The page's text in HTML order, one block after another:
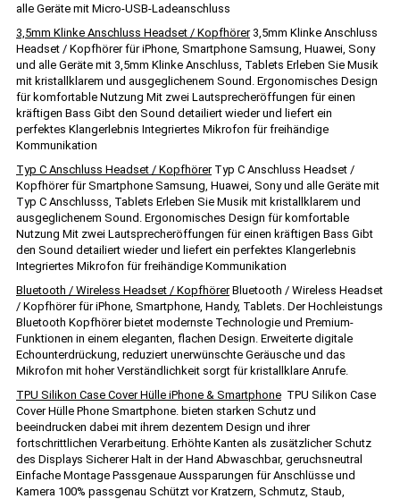
alle Geräte mit Micro-USB-Ladeanschluss
3,5mm Klinke Anschluss Headset / Kopfhörer3,5mm Klinke Anschluss
Headset / Kopfhörer für iPhone, Smartphone Samsung, Huawei, Sony
und alle Geräte mit 3,5mm Klinke Anschluss, Tablets Erleben Sie Musik
mit kristallklarem und ausgeglichenem Sound. Ergonomisches Design
für komfortable Nutzung Mit zwei Lautsprecheröffungen für einen
kräftigen Bass Gibt den Sound detailiert wieder und liefert ein
perfektes Klangerlebnis Integriertes Mikrofon für freihändige
Kommunikation
Typ C Anschluss Headset / KopfhörerTyp C Anschluss Headset /
Kopfhörer für Smartphone Samsung, Huawei, Sony und alle Geräte mit
Typ C Anschlusss, Tablets Erleben Sie Musik mit kristallklarem und
ausgeglichenem Sound. Ergonomisches Design für komfortable
Nutzung Mit zwei Lautsprecheröffungen für einen kräftigen Bass Gibt
den Sound detailiert wieder und liefert ein perfektes Klangerlebnis
Integriertes Mikrofon für freihändige Kommunikation
Bluetooth / Wireless Headset / KopfhörerBluetooth / Wireless Headset
/ Kopfhörer für iPhone, Smartphone, Handy, Tablets. Der Hochleistungs
Bluetooth Kopfhörer bietet modernste Technologie und Premium-
Funktionen in einem eleganten, flachen Design. Erweiterte digitale
Echounterdrückung, reduziert unerwünschte Geräusche und das
Mikrofon mit hoher Verständlichkeit sorgt für kristallklare Anrufe.
TPU Silikon Case Cover Hülle iPhone & Smartphone TPU Silikon Case
Cover Hülle Phone Smartphone. bieten starken Schutz und
beeindrucken dabei mit ihrem dezentem Design und ihrer
fortschrittlichen Verarbeitung. Erhöhte Kanten als zusätzlicher Schutz
des Displays Sicherer Halt in der Hand Abwaschbar, geruchsneutral
Einfache Montage Passgenaue Aussparungen für Anschlüsse und
Kamera 100% passgenau Schützt vor Kratzern, Schmutz, Staub,